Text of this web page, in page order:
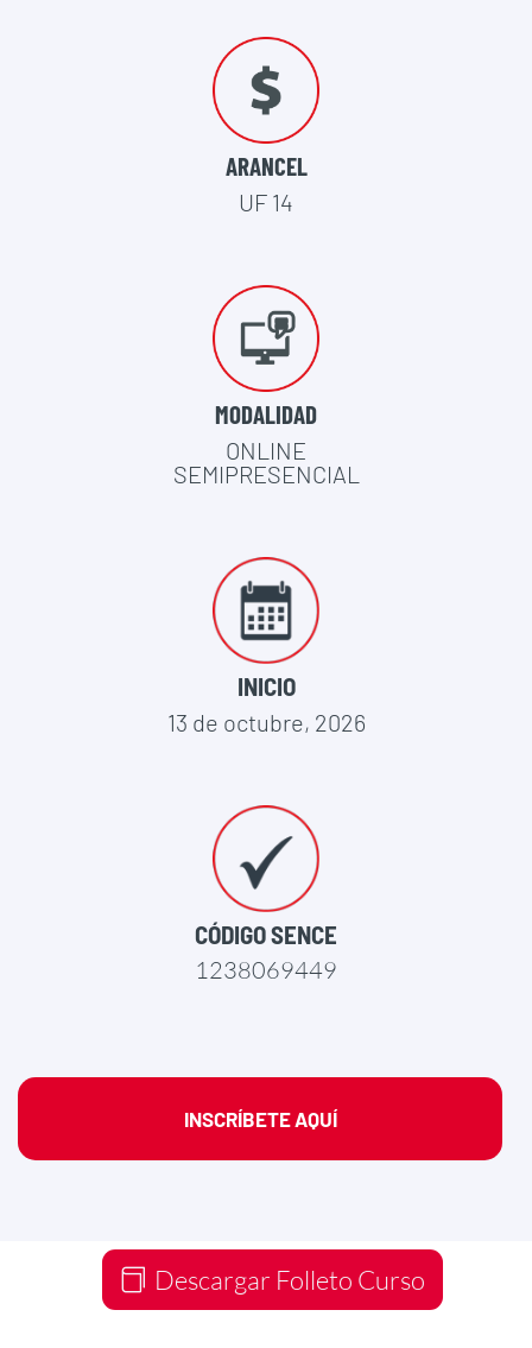
ARANCEL
UF 14
MODALIDAD
ONLINE
SEMIPRESENCIAL
INICIO
13 de octubre, 2026
CÓDIGO SENCE
1238069449
INSCRÍBETE AQUÍ
Descargar Folleto Curso